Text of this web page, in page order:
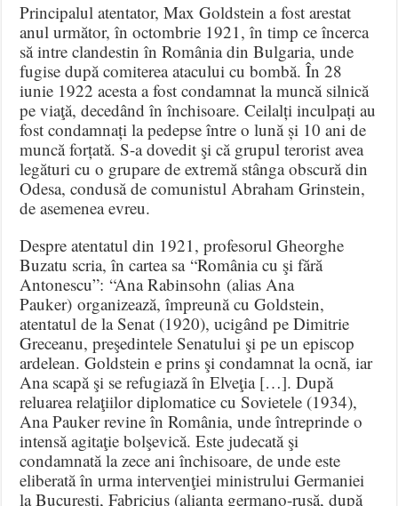
Principalul atentator, Max Goldstein a fost arestat
anul următor, în octombrie 1921, în timp ce încerca
să intre clandestin în România din Bulgaria, unde
fugise după comiterea atacului cu bombă. În 28
iunie 1922 acesta a fost condamnat la muncă silnică
pe viaţă, decedând în închisoare. Ceilalți inculpați au
fost condamnați la pedepse între o lună și 10 ani de
muncă forțată. S-a dovedit şi că grupul terorist avea
legături cu o grupare de extremă stânga obscură din
Odesa, condusă de comunistul Abraham Grinstein,
de asemenea evreu.
Despre atentatul din 1921, profesorul Gheorghe
Buzatu scria, în cartea sa “România cu şi fără
Antonescu”: “Ana Rabinsohn (alias Ana
Pauker) organizează, împreună cu Goldstein,
atentatul de la Senat (1920), ucigând pe Dimitrie
Greceanu, preşedintele Senatului şi pe un episcop
ardelean. Goldstein e prins şi condamnat la ocnă, iar
Ana scapă şi se refugiază în Elveţia […]. După
reluarea relaţiilor diplomatice cu Sovietele (1934),
Ana Pauker revine în România, unde întreprinde o
intensă agitaţie bolşevică. Este judecată şi
condamnată la zece ani închisoare, de unde este
eliberată în urma intervenţiei ministrului Germaniei
la Bucureşti, Fabricius (alianţa germano-rusă, după